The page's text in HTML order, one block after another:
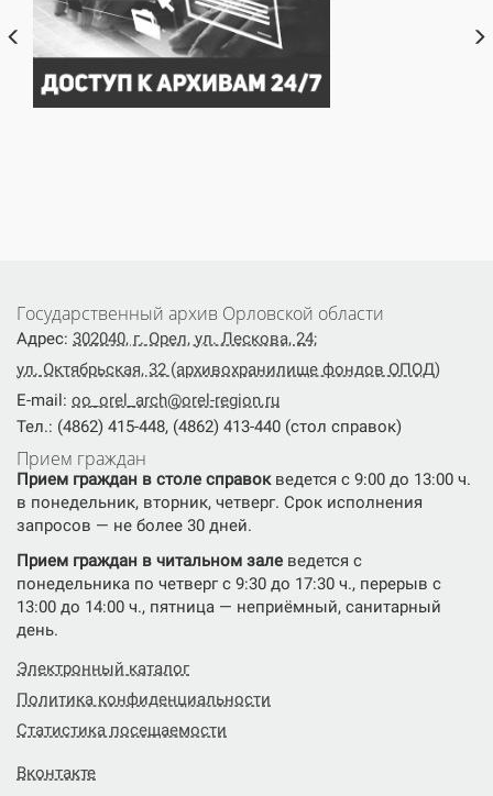
Государственный архив Орловской области
Адрес: 302040, г. Орел, ул. Лескова, 24;
ул. Октябрьская, 32 (архивохранилище фондов ОПОД)
E-mail: oo_orel_arch@orel-region.ru
Тел.: (4862) 415-448, (4862) 413-440 (стол справок)
Прием граждан
Прием граждан в столе справокведется с 9:00 до 13:00 ч.
в понедельник, вторник, четверг. Срок исполнения
запросов — не более 30 дней.
Прием граждан в читальном зале ведется с
понедельника по четверг с 9:30 до 17:30 ч., перерыв с
13:00 до 14:00 ч., пятница — неприёмный, санитарный
день.
Электронный каталог
Политика конфиденциальности
Статистика посещаемости
Вконтакте